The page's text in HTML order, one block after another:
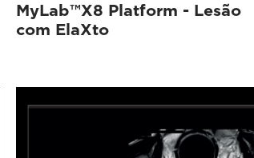
MyLab™X8 Platform - Lesão
com ElaXto